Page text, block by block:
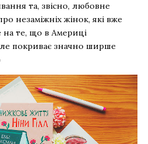
та, звісно, любовне
незаміжніх жінок, які вже
те, що в Америці
покриває значно ширше